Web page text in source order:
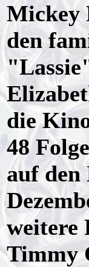
Mickey
den
die
48
auf den
weitere
Timmy